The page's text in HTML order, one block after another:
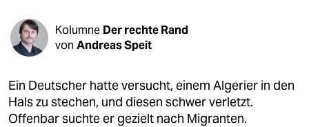
kultur
berlin
Kolumne Der rechte Rand
von Andreas Speit
Ein Deutscher hatte versucht, einem Algerier in den
Hals zu stechen, und diesen schwer verletzt.
Offenbar suchte er gezielt nach Migranten.